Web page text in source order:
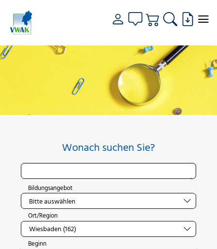
Wonach suchen Sie?
Bildungsangebot
Ort/Region
Beginn